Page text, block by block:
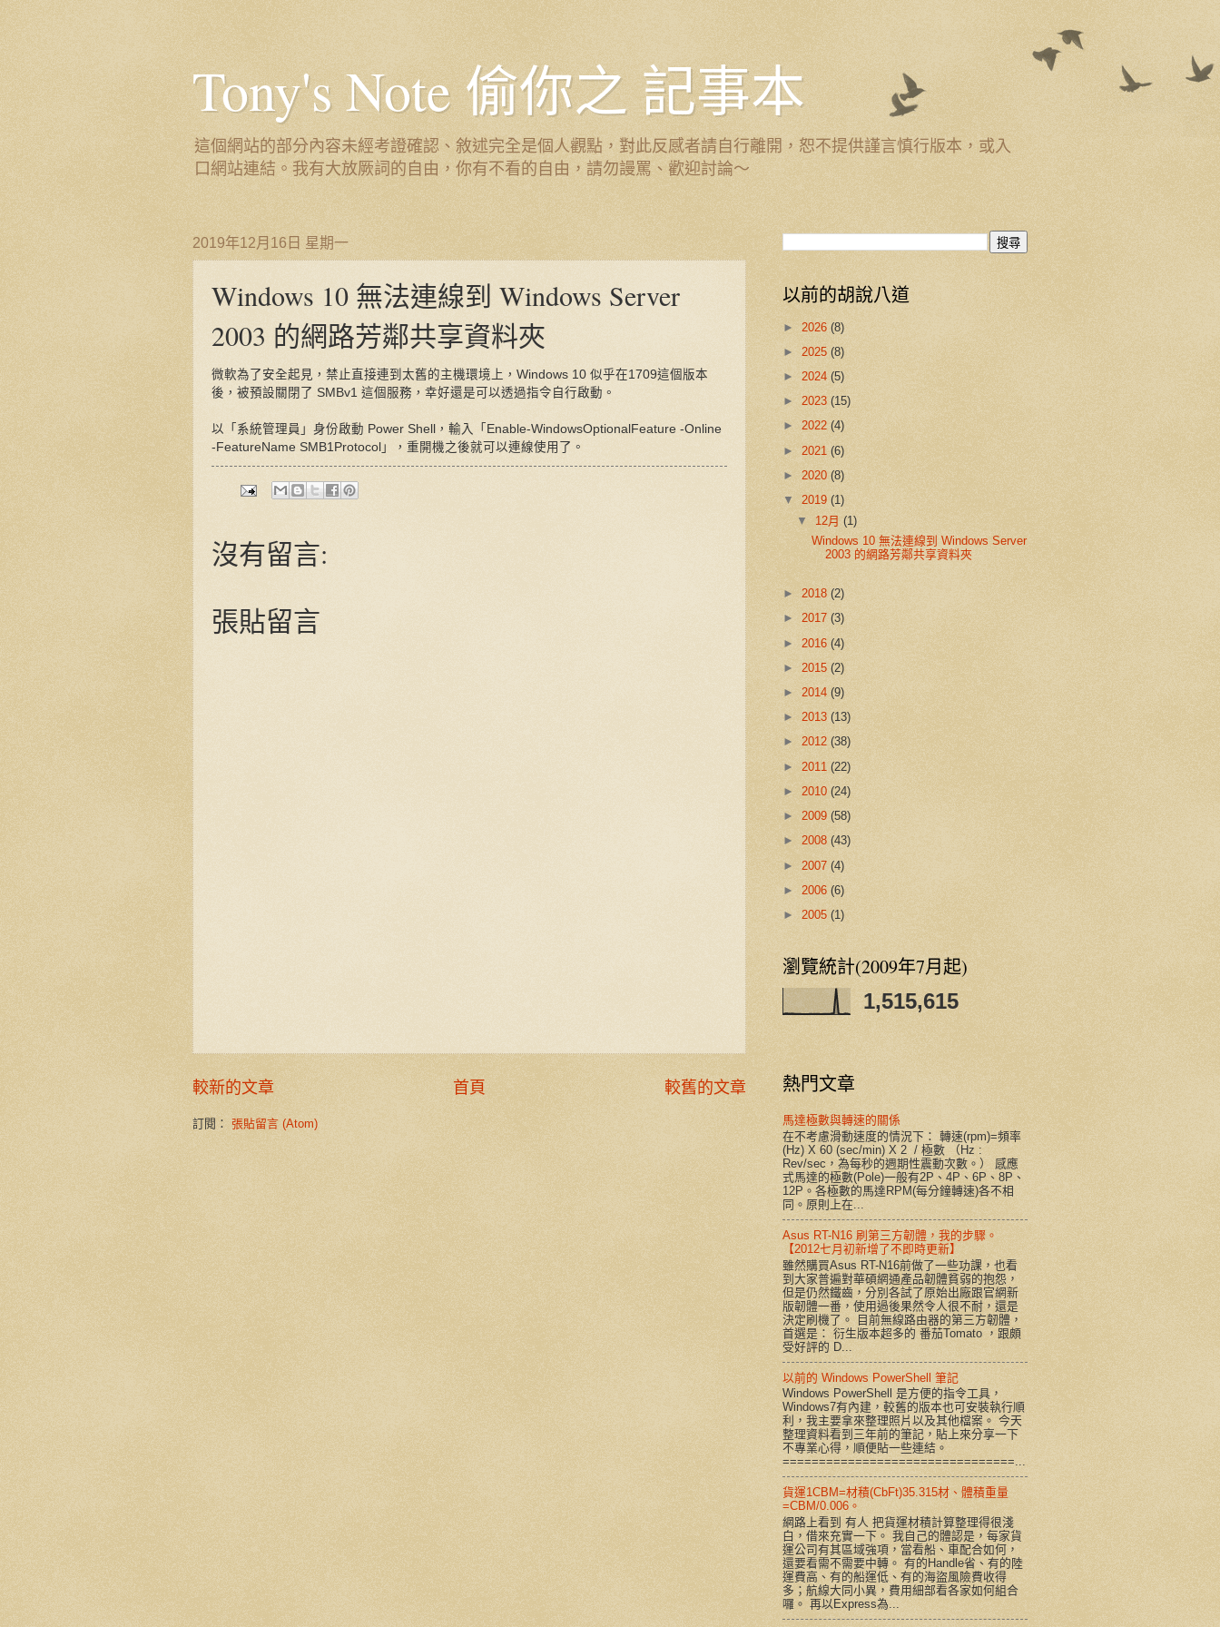
Tony's Note 偷你之 記事本
這個網站的部分內容未經考證確認、敘述完全是個人觀點，對此反感者請自行離開，恕不提供謹言慎行版本，或入
口網站連結。我有大放厥詞的自由，你有不看的自由，請勿謾罵、歡迎討論～
2019年12月16日 星期一
Windows 10 無法連線到 Windows Server
2003 的網路芳鄰共享資料夾
微軟為了安全起見，禁止直接連到太舊的主機環境上，Windows 10 似乎在1709這個版本
後，被預設關閉了 SMBv1 這個服務，幸好還是可以透過指令自行啟動。
以「系統管理員」身份啟動 Power Shell，輸入「Enable-WindowsOptionalFeature -Online
-FeatureName SMB1Protocol」，重開機之後就可以連線使用了。
沒有留言:
張貼留言
較新的文章 較舊的文章
首頁
訂閱： 張貼留言 (Atom)
以前的胡說八道
► 2026 (8)
► 2025 (8)
► 2024 (5)
► 2023 (15)
► 2022 (4)
► 2021 (6)
► 2020 (8)
▼ 2019 (1)
▼ 12月(1)
Windows 10 無法連線到 Windows Server
2003 的網路芳鄰共享資料夾
► 2018 (2)
► 2017 (3)
► 2016 (4)
► 2015 (2)
► 2014 (9)
► 2013 (13)
► 2012 (38)
► 2011 (22)
► 2010 (24)
► 2009 (58)
► 2008 (43)
► 2007 (4)
► 2006 (6)
► 2005 (1)
瀏覽統計(2009年7月起)
1,515,615
熱門文章
馬達極數與轉速的關係
在不考慮滑動速度的情況下： 轉速(rpm)=頻率
(Hz) X 60 (sec/min) X 2 / 極數 （Hz :
Rev/sec，為每秒的週期性震動次數。） 感應
式馬達的極數(Pole)一般有2P、4P、6P、8P、
12P。各極數的馬達RPM(每分鐘轉速)各不相
同。原則上在...
Asus RT-N16 刷第三方韌體，我的步驟。
【2012七月初新增了不即時更新】
雖然購買Asus RT-N16前做了一些功課，也看
到大家普遍對華碩網通產品韌體貧弱的抱怨，
但是仍然鐵齒，分別各試了原始出廠跟官網新
版韌體一番，使用過後果然令人很不耐，還是
決定刷機了。 目前無線路由器的第三方韌體，
首選是： 衍生版本超多的 番茄Tomato ，跟頗
受好評的 D...
以前的 Windows PowerShell 筆記
Windows PowerShell 是方便的指令工具，
Windows7有內建，較舊的版本也可安裝執行順
利，我主要拿來整理照片以及其他檔案。 今天
整理資料看到三年前的筆記，貼上來分享一下
不專業心得，順便貼一些連結。
================================...
貨運1CBM=材積(CbFt)35.315材、體積重量
=CBM/0.006。
網路上看到 有人 把貨運材積計算整理得很淺
白，借來充實一下。 我自己的體認是，每家貨
運公司有其區域強項，當看船、車配合如何，
還要看需不需要中轉。 有的Handle省、有的陸
運費高、有的船運低、有的海盜風險費收得
多；航線大同小異，費用細部看各家如何組合
囉。 再以Express為...